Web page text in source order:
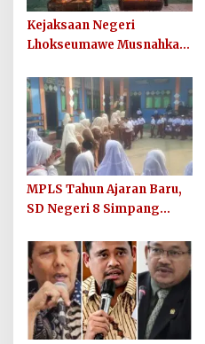
Kejaksaan Negeri
Lhokseumawe Musnahkan
Berkekuatan Hukum Tetap
dan Sosialisasikan Lelang
Barang Rampasan
MPLS Tahun Ajaran Baru,
SD Negeri 8 Simpang
Sekolah Berkualitas dan
Berkarakter